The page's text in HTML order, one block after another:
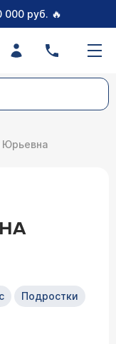
000 руб. 🔥
Юрьевна
Подростки